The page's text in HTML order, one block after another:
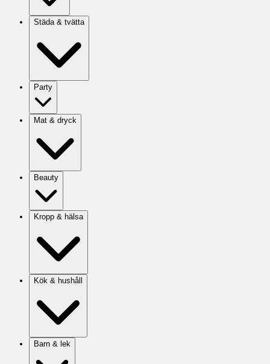
Städa & tvätta
Party
Mat & dryck
Beauty
Kropp & hälsa
Kök & hushåll
Barn & lek